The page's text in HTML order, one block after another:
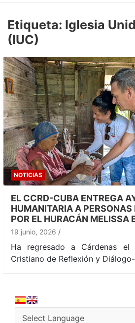
Etiqueta: Iglesia
(IUC)
NOTICIAS
EL CCRD-CUBA ENTREGA
HUMANITARIA A
POR EL HURACÁN MELISSA
19 junio, 2026
Ha regresado a Cárdenas el
Cristiano de Reflexión y